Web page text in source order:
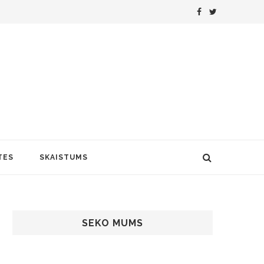
SKAISTUMS
SEKO MUMS